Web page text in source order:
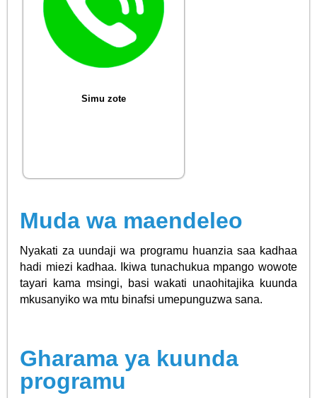
Simu zote
Muda wa maendeleo
Nyakati za uundaji wa programu huanzia saa kadhaa
hadi miezi kadhaa. Ikiwa tunachukua mpango wowote
tayari kama msingi, basi wakati unaohitajika kuunda
mkusanyiko wa mtu binafsi umepunguzwa sana.
Gharama ya kuunda
programu